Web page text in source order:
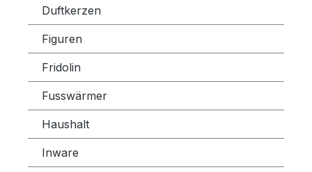
Duftkerzen
Figuren
Fridolin
Fusswärmer
Haushalt
Inware